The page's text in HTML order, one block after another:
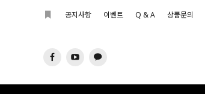
공지사항 이벤트 Q & A 상품문의